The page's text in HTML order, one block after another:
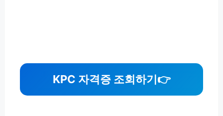
KPC 자격증 조회하기👉